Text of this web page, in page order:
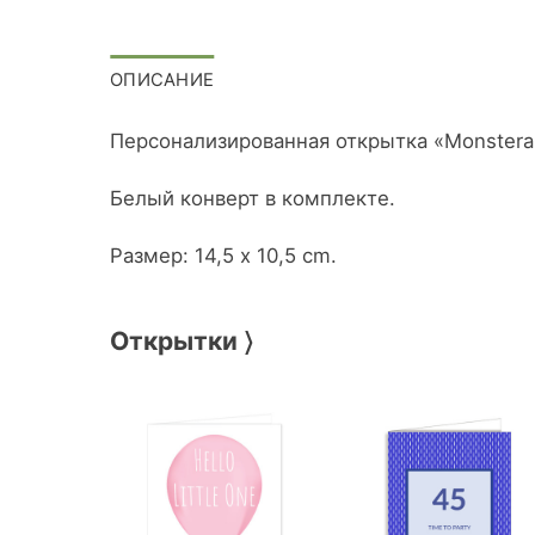
ОПИСАНИЕ
Персонализированная открытка
Белый конверт в комплекте.
Размер: 14,5 x 10,5 cm.
Открытки 〉